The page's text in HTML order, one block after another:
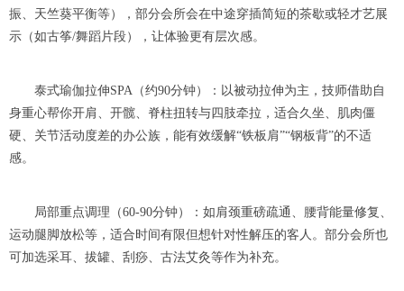
振、天竺葵平衡等），部分会所会在中途穿插简短的茶歇或轻才艺展
示（如古筝/舞蹈片段），让体验更有层次感。
泰式瑜伽拉伸SPA（约90分钟）：以被动拉伸为主，技师借助自
身重心帮你开肩、开髋、脊柱扭转与四肢牵拉，适合久坐、肌肉僵
硬、关节活动度差的办公族，能有效缓解“铁板肩”“钢板背”的不适
感。
局部重点调理（60-90分钟）：如肩颈重磅疏通、腰背能量修复、
运动腿脚放松等，适合时间有限但想针对性解压的客人。部分会所也
可加选采耳、拔罐、刮痧、古法艾灸等作为补充。